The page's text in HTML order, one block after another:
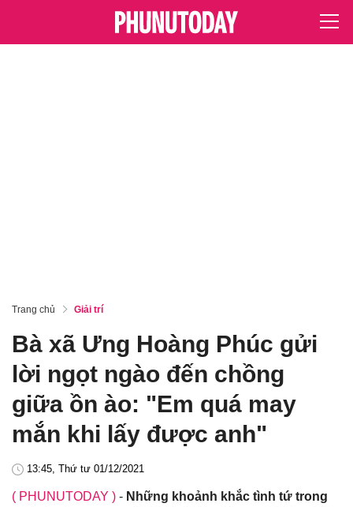
Trang chủ Giải trí
Bà xã Ưng Hoàng Phúc gửi
lời ngọt ngào đến chồng
giữa ồn ào: "Em quá may
mắn khi lấy được anh"
13:45, Thứ tư 01/12/2021
( PHUNUTODAY ) - Những khoảnh khắc tình tứ trong